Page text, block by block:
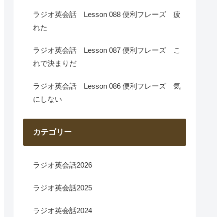
ラジオ英会話 Lesson 088 便利フレーズ 疲
れた
ラジオ英会話 Lesson 087 便利フレーズ こ
れで決まりだ
ラジオ英会話 Lesson 086 便利フレーズ 気
にしない
カテゴリー
ラジオ英会話2026
ラジオ英会話2025
ラジオ英会話2024